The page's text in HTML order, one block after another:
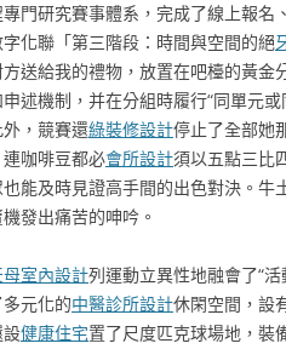
門研究賽事體系，完成了線上報名
化聯「第三階段：時間與空間的絕
送給我的禮物，放置在吧檯的黃金
述機制，并在分組時履行“同單元
，競賽還綠裝修設計停止了全部她
咖啡豆都必會所設計須以五點三比
能及時見證高手間的出色對決。牛
發出痛苦的呻吟。
母室內設計列運動立異性地融會了“
元化的中醫診所設計休閑空間，設
健康住宅置了尺度匹克球場地，裝